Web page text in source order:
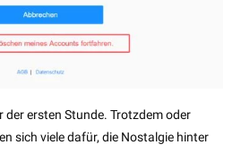
der ersten Stunde. Trotzdem oder
sich viele dafür, die Nostalgie hinter